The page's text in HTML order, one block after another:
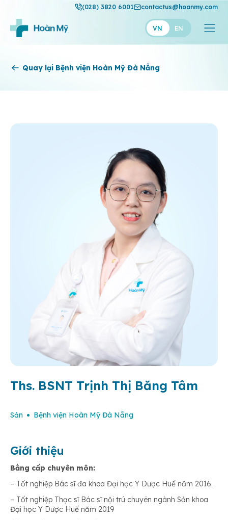
(028) 3820 6001 contactus@hoanmy.com
VN EN
Hoàn Mỹ
Thuận Mỹ
Quay lại Bệnh viện Hoàn Mỹ Đà Nẵng
Ths. BSNT Trịnh Thị Băng Tâm
Sản Bệnh viện Hoàn Mỹ Đà Nẵng
Giới thiệu
Bằng cấp chuyên môn:
– Tốt nghiệp Bác sĩ đa khoa Đại học Y Dược Huế năm 2016.
– Tốt nghiệp Thạc sĩ Bác sĩ nội trú chuyên ngành Sản khoa
Đại học Y Dược Huế năm 2019